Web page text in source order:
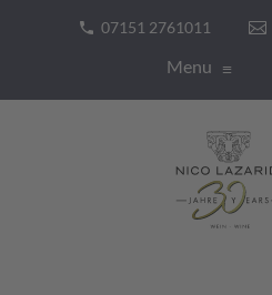
07151 2761011
Menu ≡